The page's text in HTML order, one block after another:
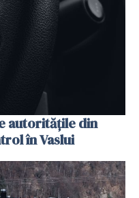
autoritățile din
în Vaslui